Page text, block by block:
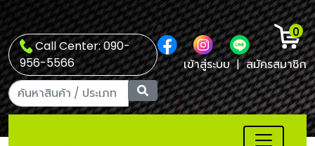
Call Center: 090-
956-5566
0
เข้าสู่ระบบ | สมัครสมาชิก